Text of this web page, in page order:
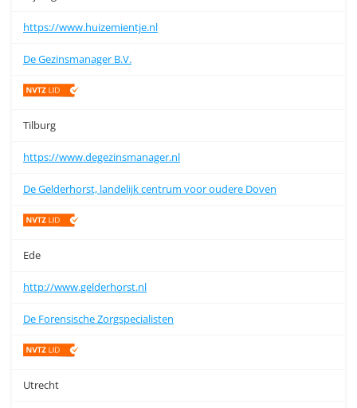
https://www.huizemientje.nl
De Gezinsmanager B.V.
Tilburg
https://www.degezinsmanager.nl
De Gelderhorst, landelijk centrum voor oudere Doven
Ede
http://www.gelderhorst.nl
De Forensische Zorgspecialisten
Utrecht